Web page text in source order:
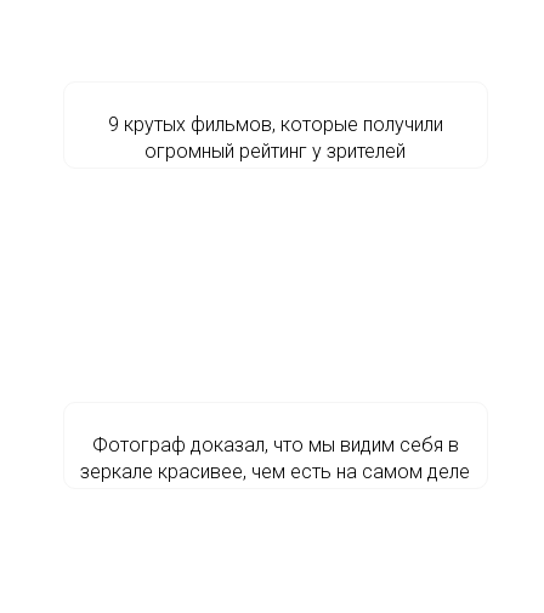
9 крутых фильмов, которые получили
огромный рейтинг у зрителей
Фотограф доказал, что мы видим себя в
зеркале красивее, чем есть на самом деле